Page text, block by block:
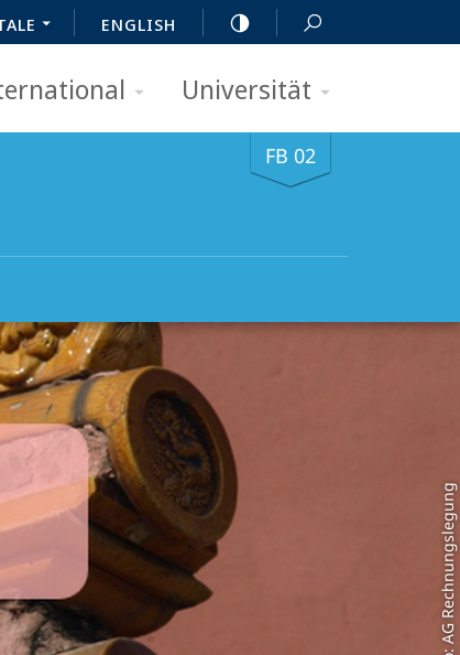
ENGLISH
Universität
FB 02
Foto: AG Rechnungslegung